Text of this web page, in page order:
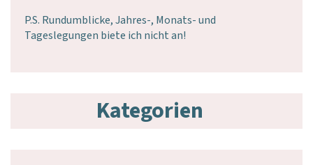
P.S. Rundumblicke, Jahres-, Monats- und
Tageslegungen biete ich nicht an!
Kategorien